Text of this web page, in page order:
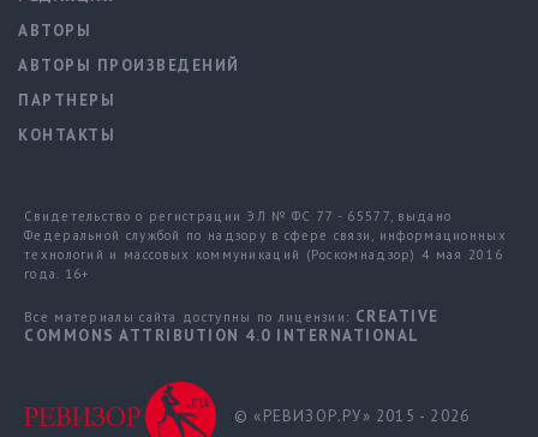
АВТОРЫ
АВТОРЫ ПРОИЗВЕДЕНИЙ
ПАРТНЕРЫ
КОНТАКТЫ
Свидетельство о регистрации ЭЛ № ФС 77 - 65577, выдано
Федеральной службой по надзору в сфере связи, информационных
технологий и массовых коммуникаций (Роскомнадзор) 4 мая 2016
года. 16+
Все материалы сайта доступны по лицензии: CREATIVE
COMMONS ATTRIBUTION 4.0 INTERNATIONAL
© «РЕВИЗОР.РУ» 2015 - 2026